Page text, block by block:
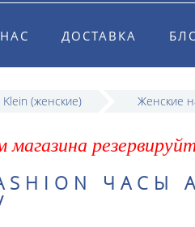
ДОСТАВКА
(женские) Женские
магазина
ЧАСЫ